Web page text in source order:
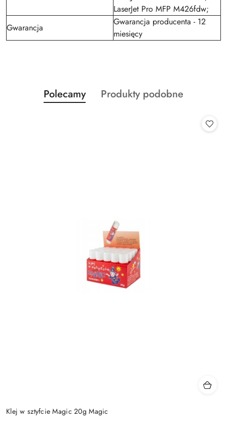
LaserJet Pro MFP M426fdw;
Gwarancja
Gwarancja producenta - 12
miesięcy
Pomiń karuzelę produktów
Produkty
o
Polecamy
Produkty
Produkty podobne
Klej w sztyfcie Magic 20g Magic